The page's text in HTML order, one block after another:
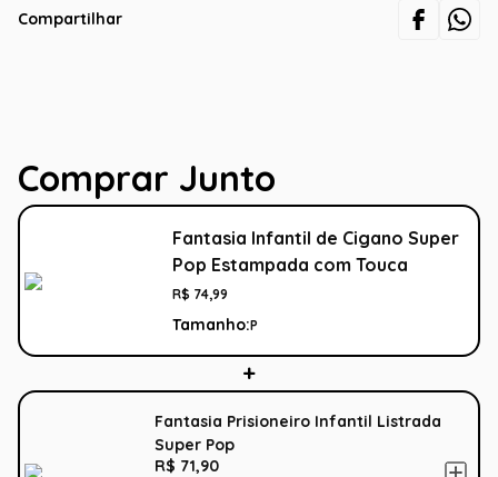
Compartilhar
Comprar Junto
Fantasia Infantil de Cigano Super
Pop Estampada com Touca
R$ 74,99
Tamanho:P
Fantasia Prisioneiro Infantil Listrada
Super Pop
R$ 71,90